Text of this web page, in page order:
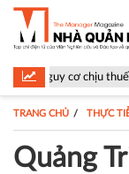
thuế gần 30% khi vào
TRANG CHỦ THỰC
Quảng